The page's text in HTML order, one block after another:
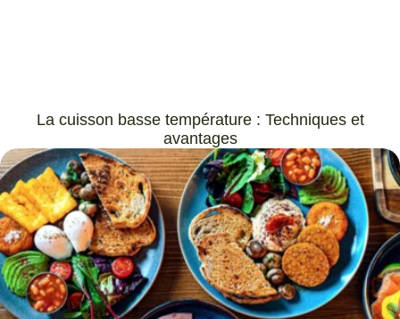
La cuisson basse température : Techniques et
avantages